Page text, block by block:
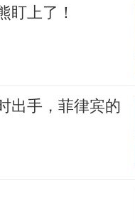
盯上了！
出手，菲律宾的